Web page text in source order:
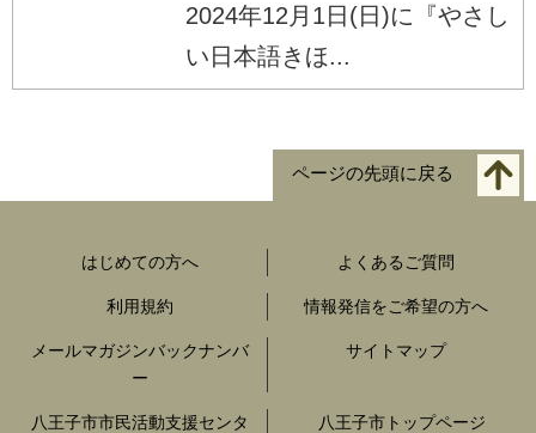
2024年12月1日(日)に『やさし
い日本語きほ...
ページの先頭に戻る
はじめての方へ よくあるご質問
利用規約 情報発信をご希望の方へ
メールマガジンバックナンバ
ー
サイトマップ
八王子市市民活動支援センタ 八王子市トップページ